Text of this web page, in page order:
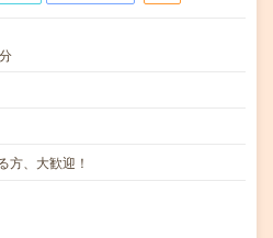
方、大歓迎！